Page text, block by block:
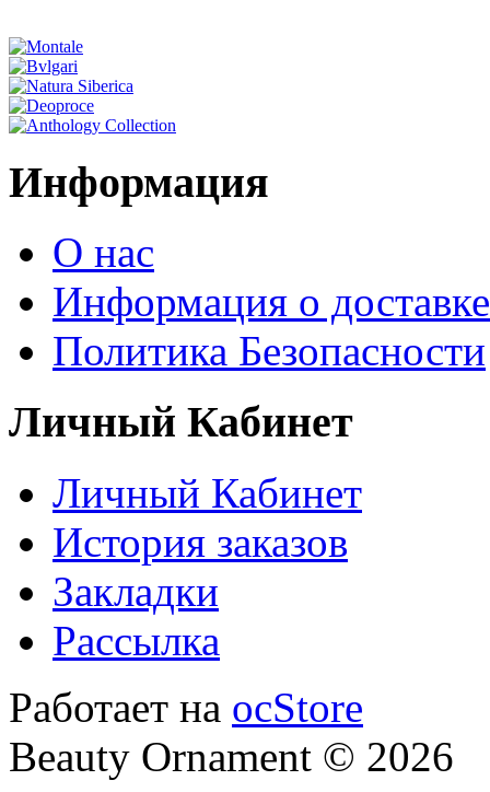
Информация
О нас
Информация о доставке
Политика Безопасности
Личный Кабинет
Личный Кабинет
История заказов
Закладки
Рассылка
Работает на ocStore
Beauty Ornament © 2026